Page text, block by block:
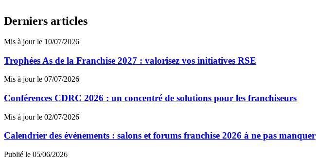
Derniers articles
Mis à jour le 10/07/2026
Trophées As de la Franchise 2027 : valorisez vos initiatives RSE
Mis à jour le 07/07/2026
Conférences CDRC 2026 : un concentré de solutions pour les franchiseurs
Mis à jour le 02/07/2026
Calendrier des événements : salons et forums franchise 2026 à ne pas manquer
Publié le 05/06/2026